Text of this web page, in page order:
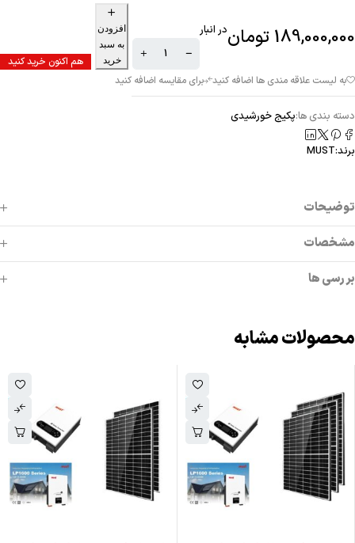
189,000,000 توماندر انبار
افزودن
به سبد
خرید
هم اکنون خرید کنید
دسته بندی ها:پکیج خورشیدی
برند:MUST
توضیحات
مشخصات
بررسی ها
محصولات مشابه